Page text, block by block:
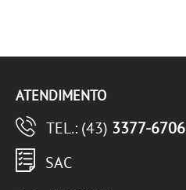
ATENDIMENTO
TEL.: (43) 3377-6706
SAC